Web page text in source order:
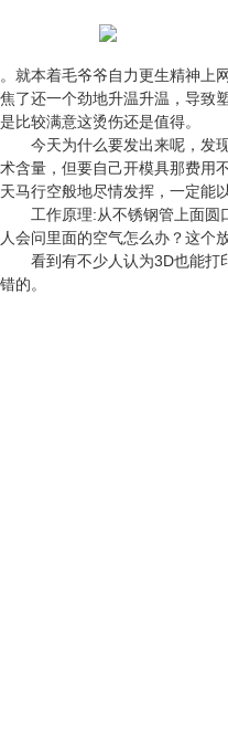
。就本着毛爷爷自力更生精神上
焦了还一个劲地升温升温，导致
是比较满意这烫伤还是值得。
今天为什么要发出来呢，发现
术含量，但要自己开模具那费用
天马行空般地尽情发挥，一定能
工作原理:从不锈钢管上面圆口
人会问里面的空气怎么办？这个
看到有不少人认为3D也能打印
错的。